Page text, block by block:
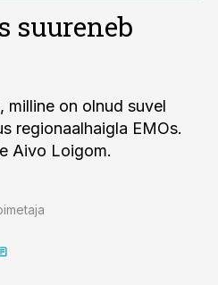
suureneb
milline on olnud suvel
regionaalhaigla EMOs.
Aivo Loigom.